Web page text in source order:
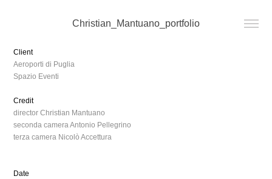
Christian_Mantuano_portfolio
Client
Aeroporti di Puglia
Spazio Eventi
Credit
director Christian Mantuano
seconda camera Antonio Pellegrino
terza camera Nicolò Accettura
Date